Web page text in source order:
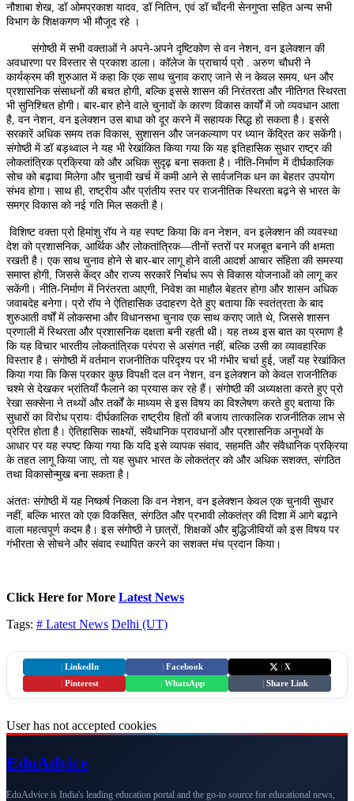
नौशाबा शेख, डॉ ओमप्रकाश यादव, डॉ नितिन, एवं डॉ चाँदनी सेनगुप्ता सहित अन्य सभी
विभाग के शिक्षकगण भी मौजूद रहे ।
संगोष्ठी में सभी वक्ताओं ने अपने-अपने दृष्टिकोण से वन नेशन, वन इलेक्शन की
अवधारणा पर विस्तार से प्रकाश डाला। कॉलेज के प्राचार्य प्रो . अरुण चौधरी ने
कार्यक्रम की शुरुआत में कहा कि एक साथ चुनाव कराए जाने से न केवल समय, धन और
प्रशासनिक संसाधनों की बचत होगी, बल्कि इससे शासन की निरंतरता और नीतिगत स्थिरता
भी सुनिश्चित होगी। बार-बार होने वाले चुनावों के कारण विकास कार्यों में जो व्यवधान आता
है, वन नेशन, वन इलेक्शन उस बाधा को दूर करने में सहायक सिद्ध हो सकता है। इससे
सरकारें अधिक समय तक विकास, सुशासन और जनकल्याण पर ध्यान केंद्रित कर सकेंगी।
संगोष्ठी में डॉ बड़थ्वाल ने यह भी रेखांकित किया गया कि यह इतिहासिक सुधार राष्ट्र की
लोकतांत्रिक प्रक्रिया को और अधिक सुदृढ़ बना सकता है। नीति-निर्माण में दीर्घकालिक
सोच को बढ़ावा मिलेगा और चुनावी खर्च में कमी आने से सार्वजनिक धन का बेहतर उपयोग
संभव होगा। साथ ही, राष्ट्रीय और प्रांतीय स्तर पर राजनीतिक स्थिरता बढ़ने से भारत के
समग्र विकास को नई गति मिल सकती है।
विशिष्ट वक्ता प्रो हिमांशु रॉय ने यह स्पष्ट किया कि वन नेशन, वन इलेक्शन की व्यवस्था
देश को प्रशासनिक, आर्थिक और लोकतांत्रिक—तीनों स्तरों पर मजबूत बनाने की क्षमता
रखती है। एक साथ चुनाव होने से बार-बार लागू होने वाली आदर्श आचार संहिता की समस्या
समाप्त होगी, जिससे केंद्र और राज्य सरकारें निर्बाध रूप से विकास योजनाओं को लागू कर
सकेंगी। नीति-निर्माण में निरंतरता आएगी, निवेश का माहौल बेहतर होगा और शासन अधिक
जवाबदेह बनेगा। प्रो रॉय ने ऐतिहासिक उदाहरण देते हुए बताया कि स्वतंत्रता के बाद
शुरुआती वर्षों में लोकसभा और विधानसभा चुनाव एक साथ कराए जाते थे, जिससे शासन
प्रणाली में स्थिरता और प्रशासनिक दक्षता बनी रहती थी। यह तथ्य इस बात का प्रमाण है
कि यह विचार भारतीय लोकतांत्रिक परंपरा से असंगत नहीं, बल्कि उसी का व्यावहारिक
विस्तार है। संगोष्ठी में वर्तमान राजनीतिक परिदृश्य पर भी गंभीर चर्चा हुई, जहाँ यह रेखांकित
किया गया कि किस प्रकार कुछ विपक्षी दल वन नेशन, वन इलेक्शन को केवल राजनीतिक
चश्मे से देखकर भ्रांतियाँ फैलाने का प्रयास कर रहे हैं। संगोष्ठी की अध्यक्षता करते हुए प्रो
रेखा सक्सेना ने तथ्यों और तर्कों के माध्यम से इस विषय का विश्लेषण करते हुए बताया कि
सुधारों का विरोध प्रायः दीर्घकालिक राष्ट्रीय हितों की बजाय तात्कालिक राजनीतिक लाभ से
प्रेरित होता है। ऐतिहासिक साक्ष्यों, संवैधानिक प्रावधानों और प्रशासनिक अनुभवों के
आधार पर यह स्पष्ट किया गया कि यदि इसे व्यापक संवाद, सहमति और संवैधानिक प्रक्रिया
के तहत लागू किया जाए, तो यह सुधार भारत के लोकतंत्र को और अधिक सशक्त, संगठित
तथा विकासोन्मुख बना सकता है।
अंततः संगोष्ठी में यह निष्कर्ष निकला कि वन नेशन, वन इलेक्शन केवल एक चुनावी सुधार
नहीं, बल्कि भारत को एक विकसित, संगठित और प्रभावी लोकतंत्र की दिशा में आगे बढ़ाने
वाला महत्वपूर्ण कदम है। इस संगोष्ठी ने छात्रों, शिक्षकों और बुद्धिजीवियों को इस विषय पर
गंभीरता से सोचने और संवाद स्थापित करने का सशक्त मंच प्रदान किया।
Click Here for More Latest News
Tags: # Latest News Delhi (UT)
LinkedIn Facebook
X
Pinterest WhatsApp Share Link
User has not accepted cookies
EduAdvice
EduAdvice is India's leading education portal and the go-to source for educational news,